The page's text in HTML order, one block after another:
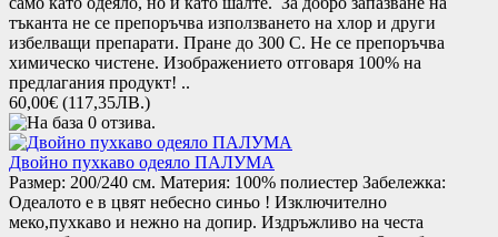
тъканта не се препоръчва използването на хлор и други
избелващи препарати. Пране до 300 С. Не се препоръчва
химическо чистене. Изображението отговаря 100% на
предлагания продукт! ..
60,00€ (117,35ЛВ.)
Двойно пухкаво одеяло ПАЛУМА
Размер: 200/240 см. Материя: 100% полиестер Забележка:
Одеалото е в цвят небесно синьо ! Изключително
меко,пухкаво и нежно на допир. Издръжливo на честа